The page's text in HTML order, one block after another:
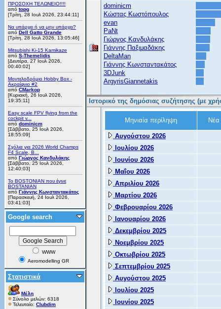
ΠΡΟΣΟΧΗ ΤΕΛΩΝΕΙΟ!!!!
από topg
[Τρίτη, 28 Ιουλ 2026, 23:44:11]
Να υπάρχει ή να μην υπάρχει?
από Dell Gatto Grande
[Τρίτη, 28 Ιουλ 2026, 13:05:46]
Mitsubishi Ki-15 Kamikaze
από S-Themelidis
[Δευτέρα, 27 Ιουλ 2026,
00:40:02]
Μοντελοδρόμιο Hobby Box -
Ακραίφνιο #2
από CMarkop
[Κυριακή, 26 Ιουλ 2026,
19:35:11]
Easy scale FPV flying from the
cockpit v...
από dominicm
[Σάββατο, 25 Ιουλ 2026,
18:55:09]
Σχόλια για 2026 World Champs
F4 Scale, B...
από Γιώργος Κανδυλάκης
[Σάββατο, 25 Ιουλ 2026,
12:40:03]
Το BOSTONIAN που έγινε
BOSTANIAN
από Γιάννης Κωνσταντακάτος
[Παρασκευή, 24 Ιουλ 2026,
03:41:03]
Google search
WWW
Aeromodelling GR
Στατιστικά
Μέλη
Σύνολο μελών: 6318
Τελευταίο: Clubdim
dominicm
Κώστας Κωστόπουλος
evan
PaNt
Γιώργος Κανδυλάκης
Γιάννης Παξιμαδάκης
DeltaMan
Γιάννης Κωνσταντακάτος
3DJunk
ArgyrisGiannetakis
Ιστορικό της δημόσιας συζήτησης (με
Μηνιαία περίληψη Νέα
Αυγούστου 2026
Ιουλίου 2026
Ιουνίου 2026
Μαΐου 2026
Απριλίου 2026
Μαρτίου 2026
Φεβρουαρίου 2026
Ιανουαρίου 2026
Δεκεμβρίου 2025
Νοεμβρίου 2025
Οκτωβρίου 2025
Σεπτεμβρίου 2025
Αυγούστου 2025
Ιουλίου 2025
Ιουνίου 2025